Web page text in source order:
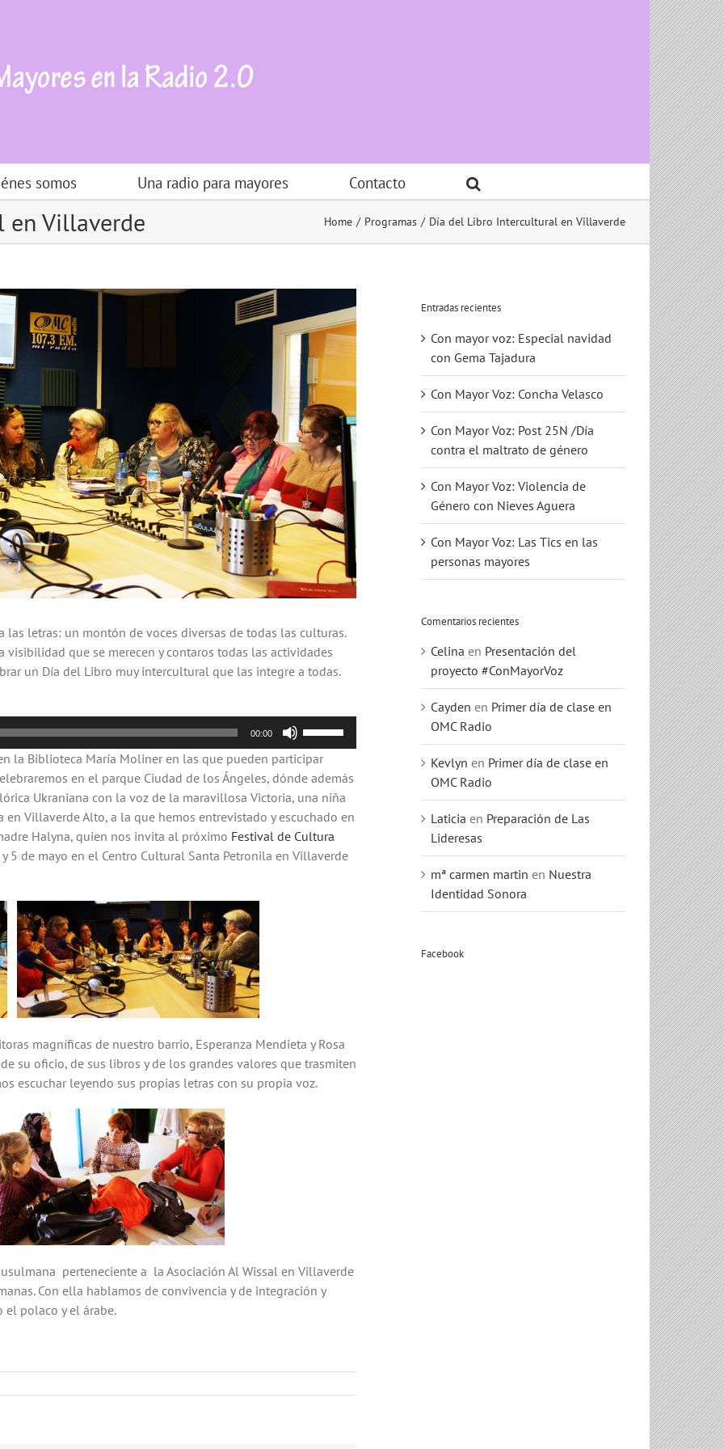
somos Una radio para mayores Contacto
Villaverde Home Programas Día del Libro Intercultural en Villaverde
letras: un montón de voces diversas de todas las culturas.
que se merecen y contaros todas las actividades
un Día del Libro muy intercultural que las integre a todas.
00:00
teclas
de
flecha
arriba/abajo
para
aumentar
la Biblioteca María Moliner en las que pueden participar
en el parque Ciudad de los Ángeles, dónde además
Ukraniana con la voz de la maravillosa Victoria, una niña
Villaverde Alto, a la que hemos entrevistado y escuchado en
Halyna, quien nos invita al próximo Festival de Cultura
5 de mayo en el Centro Cultural Santa Petronila en Villaverde
magníficas de nuestro barrio, Esperanza Mendieta y Rosa
su oficio, de sus libros y de los grandes valores que trasmiten
escuchar leyendo sus propias letras con su propia voz.
perteneciente a la Asociación Al Wissal en Villaverde
Con ella hablamos de convivencia y de integración y
polaco y el árabe.
Entradas recientes
Con mayor voz: Especial navidad
con Gema Tajadura
Con Mayor Voz: Concha Velasco
Con Mayor Voz: Post 25N /Día
contra el maltrato de género
Con Mayor Voz: Violencia de
Género con Nieves Aguera
Con Mayor Voz: Las Tics en las
personas mayores
Comentarios recientes
Celina en Presentación del
proyecto #ConMayorVoz
Cayden en Primer día de clase en
OMC Radio
Kevlyn en Primer día de clase en
OMC Radio
Laticia en Preparación de Las
Lideresas
mª carmen martin en Nuestra
Identidad Sonora
Facebook